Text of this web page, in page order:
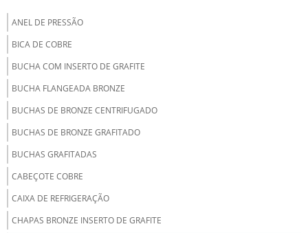
ANEL DE PRESSÃO
BICA DE COBRE
BUCHA COM INSERTO DE GRAFITE
BUCHA FLANGEADA BRONZE
BUCHAS DE BRONZE CENTRIFUGADO
BUCHAS DE BRONZE GRAFITADO
BUCHAS GRAFITADAS
CABEÇOTE COBRE
CAIXA DE REFRIGERAÇÃO
CHAPAS BRONZE INSERTO DE GRAFITE